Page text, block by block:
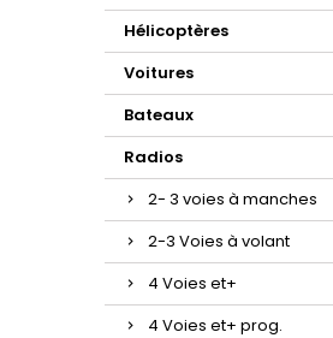
Hélicoptères
Voitures
Bateaux
Radios
2- 3 voies à manches
2-3 Voies à volant
4 Voies et+
4 Voies et+ prog.